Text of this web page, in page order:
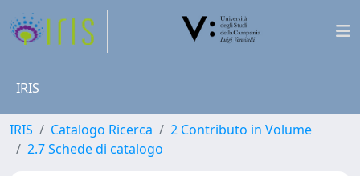
IRIS
IRIS Catalogo Ricerca
2 Contributo in Volume
2.7 Schede di catalogo